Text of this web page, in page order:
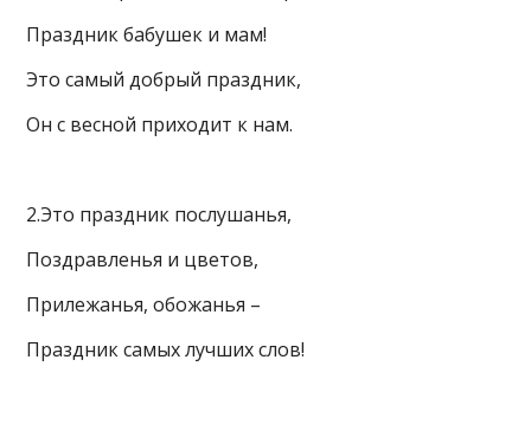
Праздник бабушек и мам!
Это самый добрый праздник,
Он с весной приходит к нам.
2.Это праздник послушанья,
Поздравленья и цветов,
Прилежанья, обожанья –
Праздник самых лучших слов!